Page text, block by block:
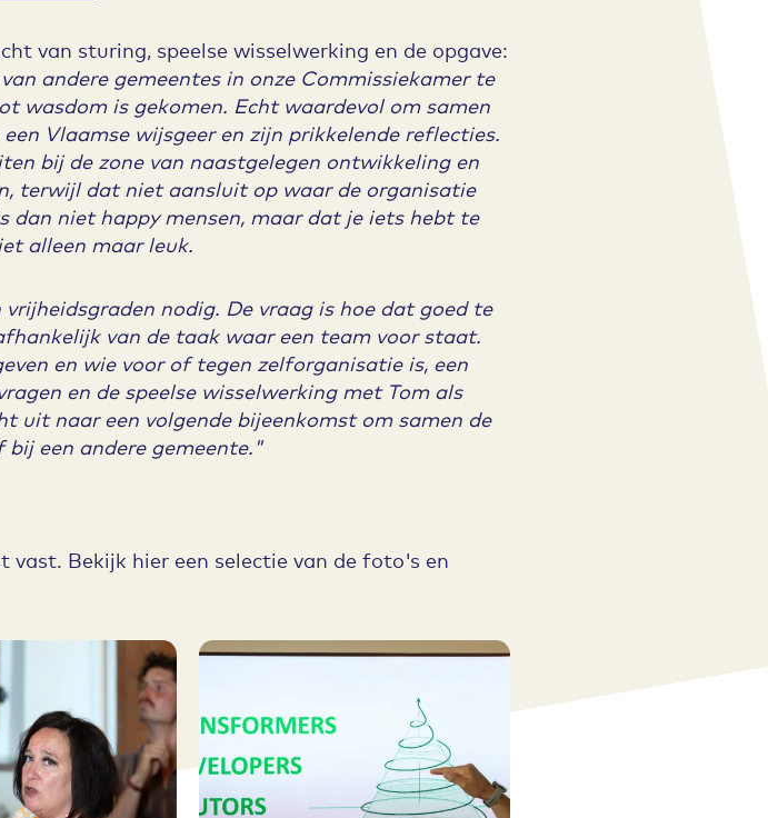
van sturing, speelse wisselwerking en de opgave:
andere gemeentes in onze Commissiekamer te
wasdom is gekomen. Echt waardevol om samen
Vlaamse wijsgeer en zijn prikkelende reflecties.
bij de zone van naastgelegen ontwikkeling en
terwijl dat niet aansluit op waar de organisatie
niet happy mensen, maar dat je iets hebt te
alleen maar leuk.
nodig. De vraag is hoe dat goed te
van de taak waar een team voor staat.
en wie voor of tegen zelforganisatie is, een
en de speelse wisselwerking met Tom als
uit naar een volgende bijeenkomst om samen de
een andere gemeente."
Bekijk hier een selectie van de foto's en